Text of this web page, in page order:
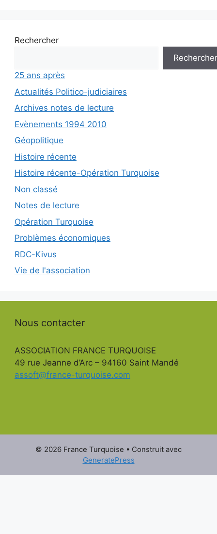
Rechercher
Rechercher
25 ans après
Actualités Politico-judiciaires
Archives notes de lecture
Evènements 1994 2010
Géopolitique
Histoire récente
Histoire récente-Opération Turquoise
Non classé
Notes de lecture
Opération Turquoise
Problèmes économiques
RDC-Kivus
Vie de l'association
Nous contacter
ASSOCIATION FRANCE TURQUOISE
49 rue Jeanne d’Arc – 94160 Saint Mandé
assoft@france-turquoise.com
© 2026 France Turquoise • Construit avec
GeneratePress